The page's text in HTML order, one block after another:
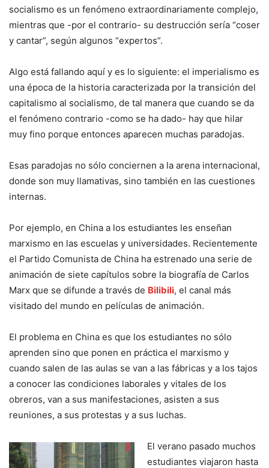
socialismo es un fenómeno extraordinariamente complejo,
mientras que -por el contrario- su destrucción sería “coser
y cantar”, según algunos “expertos”.
Algo está fallando aquí y es lo siguiente: el imperialismo es
una época de la historia caracterizada por la transición del
capitalismo al socialismo, de tal manera que cuando se da
el fenómeno contrario -como se ha dado- hay que hilar
muy fino porque entonces aparecen muchas paradojas.
Esas paradojas no sólo conciernen a la arena internacional,
donde son muy llamativas, sino también en las cuestiones
internas.
Por ejemplo, en China a los estudiantes les enseñan
marxismo en las escuelas y universidades. Recientemente
el Partido Comunista de China ha estrenado una serie de
animación de siete capítulos sobre la biografía de Carlos
Marx que se difunde a través de Bilibili, el canal más
visitado del mundo en películas de animación.
El problema en China es que los estudiantes no sólo
aprenden sino que ponen en práctica el marxismo y
cuando salen de las aulas se van a las fábricas y a los tajos
a conocer las condiciones laborales y vitales de los
obreros, van a sus manifestaciones, asisten a sus
reuniones, a sus protestas y a sus luchas.
El verano pasado muchos
estudiantes viajaron hasta